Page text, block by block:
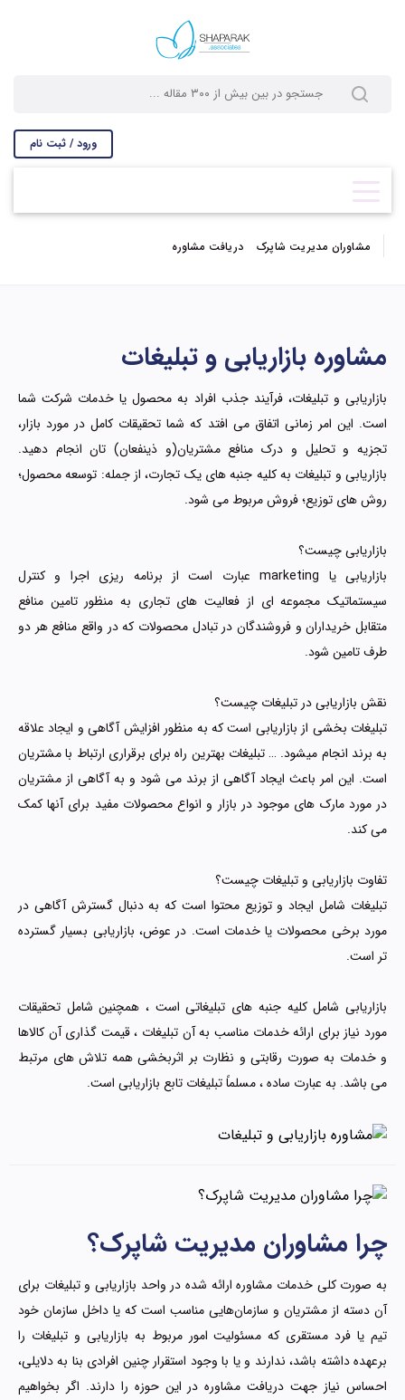
ورود / ثبت نام
مشاوران مدیریت شاپرک دریافت مشاوره
مشاوره بازاریابی و تبلیغات
بازاریابی و تبلیغات، فرآیند جذب افراد به محصول یا خدمات شرکت شما
است. این امر زمانی اتفاق می افتد که شما تحقیقات کامل در مورد بازار،
تجزیه و تحلیل و درک منافع مشتریان(و ذینفعان) تان انجام دهید.
بازاریابی و تبلیغات به کلیه جنبه های یک تجارت، از جمله: توسعه محصول؛
روش های توزیع؛ فروش مربوط می شود.
بازاریابی چیست؟
بازاریابی یا marketing عبارت است از برنامه ریزی اجرا و کنترل
سیستماتیک مجموعه ای از فعالیت های تجاری به منظور تامین منافع
متقابل خریداران و فروشندگان در تبادل محصولات که در واقع منافع هر دو
طرف تامین شود.
نقش بازاریابی در تبلیغات چیست؟
تبلیغات بخشی از بازاریابی است که به منظور افزایش آگاهی و ایجاد علاقه
به برند انجام میشود. … تبلیغات بهترین راه برای برقراری ارتباط با مشتریان
است. این امر باعث ایجاد آگاهی از برند می شود و به آگاهی از مشتریان
در مورد مارک های موجود در بازار و انواع محصولات مفید برای آنها کمک
می کند.
تفاوت بازاریابی و تبلیغات چیست؟
تبلیغات شامل ایجاد و توزیع محتوا است که به دنبال گسترش آگاهی در
مورد برخی محصولات یا خدمات است. در عوض، بازاریابی بسیار گسترده
تر است.
بازاریابی شامل کلیه جنبه های تبلیغاتی است ، همچنین شامل تحقیقات
مورد نیاز برای ارائه خدمات مناسب به آن تبلیغات ، قیمت گذاری آن کالاها
و خدمات به صورت رقابتی و نظارت بر اثربخشی همه تلاش های مرتبط
می باشد. به عبارت ساده ، مسلماً تبلیغات تابع بازاریابی است.
چرا مشاوران مدیریت شاپرک؟
به صورت کلی خدمات مشاوره ارائه شده در واحد بازاریابی و تبلیغات برای
آن دسته از مشتریان و سازمان‌هایی مناسب است که یا داخل سازمان خود
تیم یا فرد مستقری که مسئولیت امور مربوط به بازاریابی و تبلیغات را
برعهده داشته باشد، ندارند و یا با وجود استقرار چنین افرادی بنا به دلایلی،
احساس نیاز جهت دریافت مشاوره در این حوزه را دارند. اگر بخواهیم